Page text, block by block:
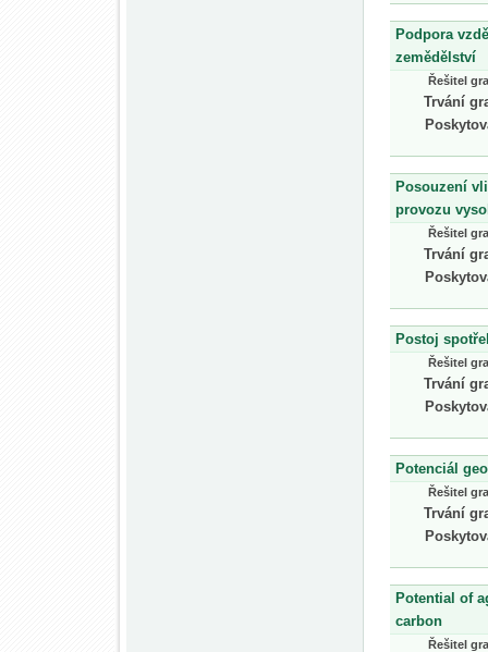
Podpora
zemědělství
Řešitel
Trvání
Posouzení
provozu
Řešitel
Trvání
Postoj
Řešitel
Trvání
Potenciál
Řešitel
Trvání
Potential of
carbon
Řešitel